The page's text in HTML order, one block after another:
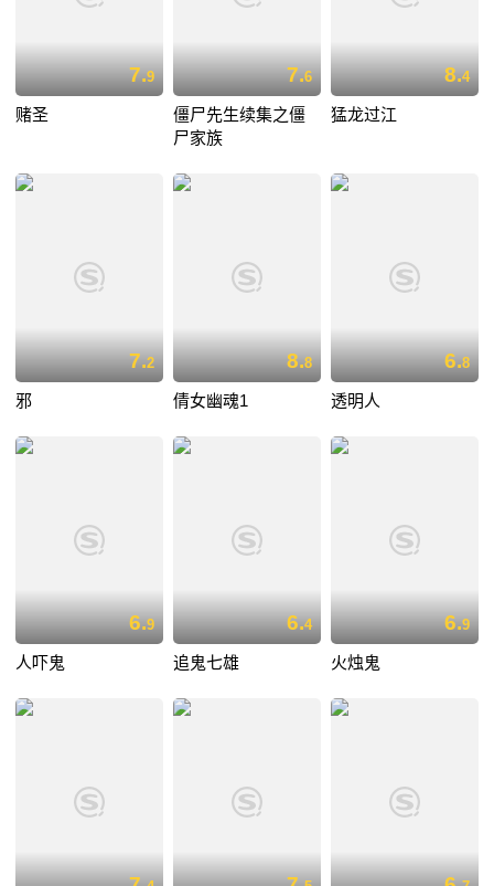
7.9
赌圣
7.6
僵尸先生续集之僵
尸家族
8.4
猛龙过江
7.2
邪
8.8
倩女幽魂1
6.8
透明人
6.9
人吓鬼
6.4
追鬼七雄
6.9
火烛鬼